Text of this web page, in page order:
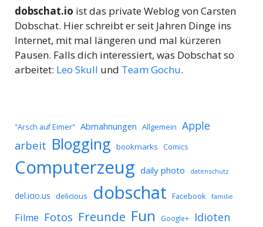
dobschat.io ist das private Weblog von Carsten
Dobschat. Hier schreibt er seit Jahren Dinge ins
Internet, mit mal längeren und mal kürzeren
Pausen. Falls dich interessiert, was Dobschat so
arbeitet: Leo Skull und Team Gochu.
"Arsch auf Eimer" Abmahnungen Allgemein Apple
arbeit Blogging bookmarks Comics
Computerzeug daily photo datenschutz
del.icio.us delicious dobschat Facebook familie
Filme Fotos Freunde Fun Google+ Idioten